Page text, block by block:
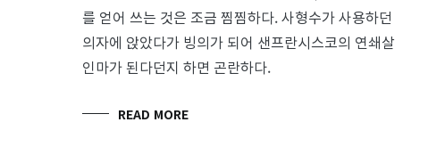
를 얻어 쓰는 것은 조금 찜찜하다. 사형수가 사용하던
의자에 앉았다가 빙의가 되어 샌프란시스코의 연쇄살
인마가 된다던지 하면 곤란하다.
READ MORE